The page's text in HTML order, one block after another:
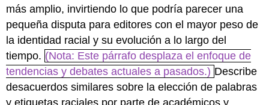
más amplio, invirtiendo lo que podría parecer una
pequeña disputa para editores con el mayor peso de
la identidad racial y su evolución a lo largo del
tiempo. (Nota: Este párrafo desplaza el enfoque de
tendencias y debates actuales a pasados.) Describe
desacuerdos similares sobre la elección de palabras
y etiquetas raciales por parte de académicos y